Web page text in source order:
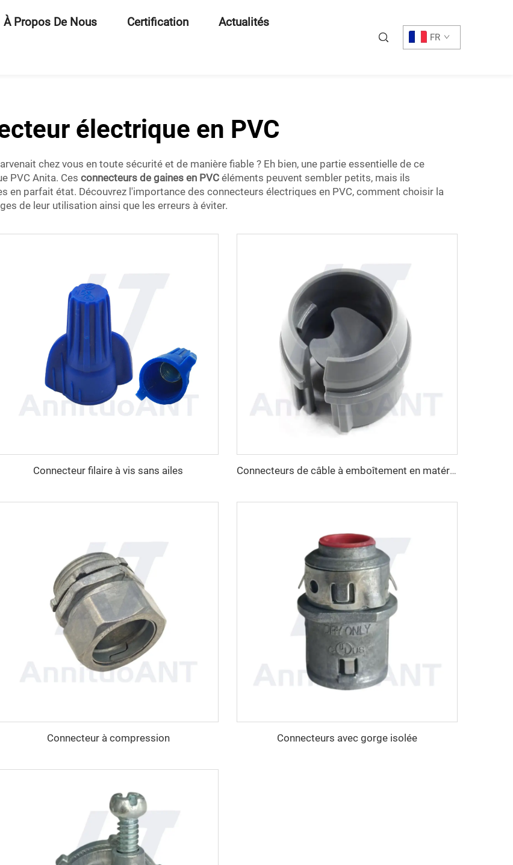
À Propos De Nous Certification Actualités
FR
électrique en PVC
chez vous en toute sécurité et de manière fiable ? Eh bien, une partie essentielle de ce
PVC Anita. Ces connecteurs de gaines en PVC éléments peuvent sembler petits, mais ils
parfait état. Découvrez l'importance des connecteurs électriques en PVC, comment choisir la
de leur utilisation ainsi que les erreurs à éviter.
Connecteur filaire à vis sans ailes Connecteurs de câble à emboîtement en matériau non métallique
Connecteur à compression Connecteurs avec gorge isolée